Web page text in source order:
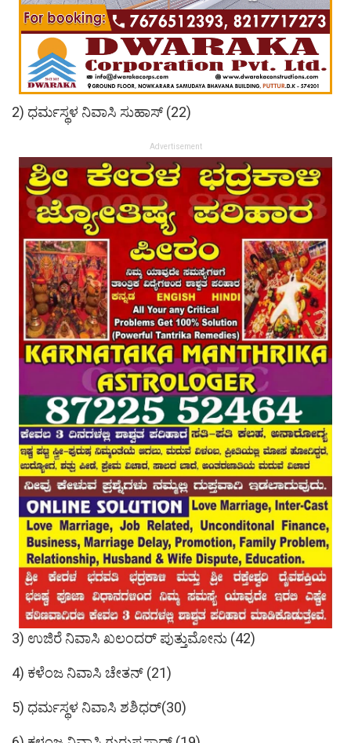
2) ಧರ್ಮಸ್ಥಳ ನಿವಾಸಿ ಸುಹಾಸ್ (22)
Advertisement
3) ಉಜಿರೆ ನಿವಾಸಿ ಖಲಂದರ್ ಪುತ್ತುಮೋನು (42)
4) ಕಳೆಂಜ ನಿವಾಸಿ ಚೇತನ್ (21)
5) ಧರ್ಮಸ್ಥಳ ನಿವಾಸಿ ಶಶಿಧರ್(30)